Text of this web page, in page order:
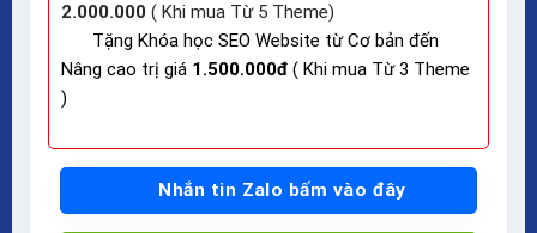
2.000.000 ( Khi mua Từ 5 Theme)
Tặng Khóa học SEO Website từ Cơ bản đến
Nâng cao trị giá 1.500.000đ ( Khi mua Từ 3 Theme
)
Nhắn tin Zalo bấm vào đây